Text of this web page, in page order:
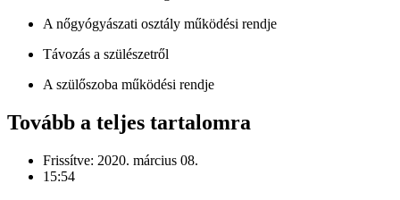
A nőgyógyászati osztály működési rendje
Távozás a szülészetről
A szülőszoba működési rendje
Tovább a teljes tartalomra
Frissítve: 2020. március 08.
15:54